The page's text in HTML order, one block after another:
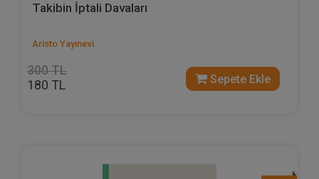
Takibin İptali Davaları
Aristo Yayınevi
300 TL
180 TL Sepete Ekle